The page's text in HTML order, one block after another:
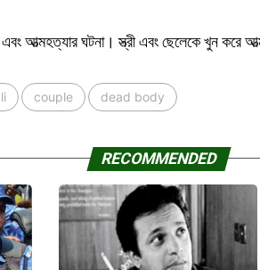
আত্মহত্যার ঘটনা। স্ত্রী এবং ছেলেকে খুন করে
couple dead body
RECOMMENDED